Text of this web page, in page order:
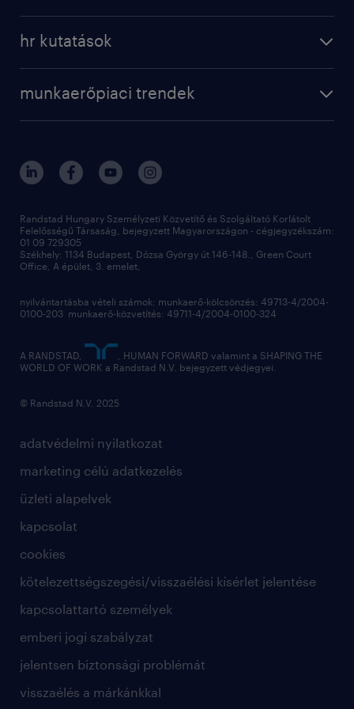
karrier tippek
kapcsolat
operational
kapcsolat
hr kutatások
employer brand research
munkaerőpiaci trendek
hr kutatások
kiválasztás
megtartás
munkahelyi teljesítmény
toborzás
munkaerőpiac
hírlevél
adatvédelmi nyilatkozat
marketing célú adatkezelés
üzleti alapelvek
kapcsolat
cookies
kötelezettségszegési/visszaélési kísérlet jelentése
kapcsolattartó személyek
emberi jogi szabályzat
jelentsen biztonsági problémát
visszaélés a márkánkkal
Randstad Hungary Személyzeti Közvetítő és Szolgáltató Korlátolt
Felelősségű Társaság, bejegyzett Magyarországon - cégjegyzékszám:
01 09 729305
Székhely: 1134 Budapest, Dózsa György út 146-148., Green Court
Office, A épület, 3. emelet,
nyilvántartásba vételi számok: munkaerő-kölcsönzés: 49713-4/2004-
0100-203 munkaerő-közvetítés: 49711-4/2004-0100-324
A RANDSTAD,
, HUMAN FORWARD valamint a SHAPING THE
WORLD OF WORK a Randstad N.V. bejegyzett védjegyei.
© Randstad N.V. 2025